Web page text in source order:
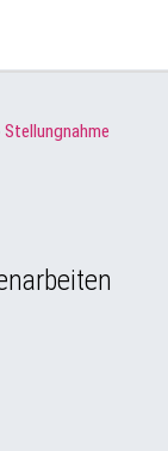
Stellungnahme